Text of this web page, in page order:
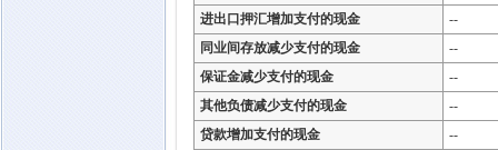
进出口押汇增加支付的现金
--
同业间存放减少支付的现金
--
保证金减少支付的现金
--
其他负债减少支付的现金
--
贷款增加支付的现金
--